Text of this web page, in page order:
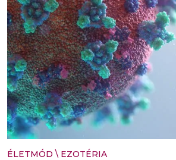
ÉLETMÓD \ EZOTÉRIA